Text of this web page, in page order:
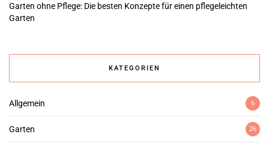
Garten ohne Pflege: Die besten Konzepte für einen pflegeleichten
Garten
KATEGORIEN
Allgemein 6
Garten 26